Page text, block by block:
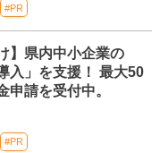
#PR
】県内中小企業の
入」を支援！ 最大50
申請を受付中。
#PR